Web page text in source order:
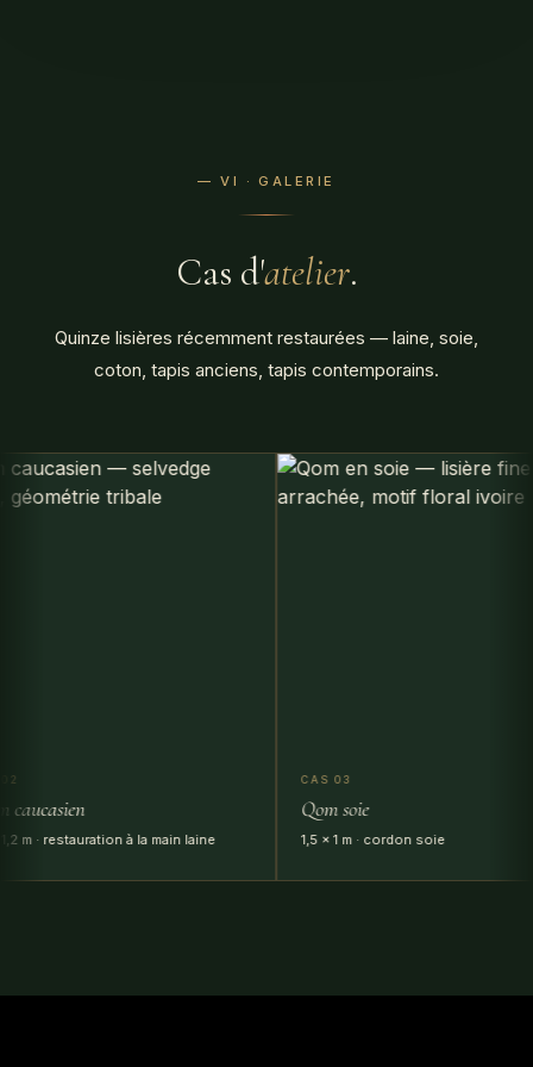
— VI · GALERIE
Cas d'atelier.
Quinze lisières récemment restaurées — laine, soie,
coton, tapis anciens, tapis contemporains.
à la main laine
Qom soie
1,5 × 1 m · cordon soie